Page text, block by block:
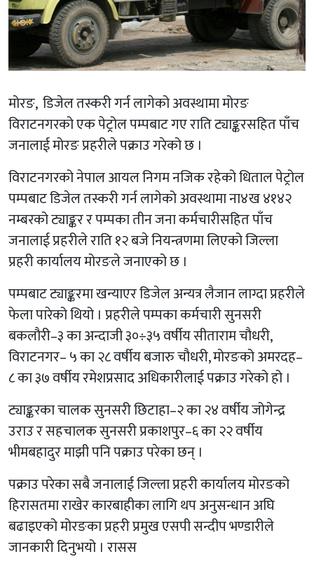
मोरङ, डिजेल तस्करी गर्न लागेको अवस्थामा मोरङ
विराटनगरको एक पेट्रोल पम्पबाट गए राति ट्याङ्करसहित पाँच
जनालाई मोरङ प्रहरीले पक्राउ गरेको छ ।
विराटनगरको नेपाल आयल निगम नजिक रहेको धिताल पेट्रोल
पम्पबाट डिजेल तस्करी गर्न लागेको अवस्थामा ना४ख ४१४२
नम्बरको ट्याङ्कर र पम्पका तीन जना कर्मचारीसहित पाँच
जनालाई प्रहरीले राति १२ बजे नियन्त्रणमा लिएको जिल्ला
प्रहरी कार्यालय मोरङले जनाएको छ ।
पम्पबाट ट्याङ्करमा खन्याएर डिजेल अन्यत्र लैजान लाग्दा प्रहरीले
फेला पारेको थियो । प्रहरीले पम्पका कर्मचारी सुनसरी
बकलौरी–३ का अन्दाजी ३०÷३५ वर्षीय सीताराम चौधरी,
विराटनगर– ५ का २८ वर्षीय बजारु चौधरी, मोरङको अमरदह–
८ का ३७ वर्षीय रमेशप्रसाद अधिकारीलाई पक्राउ गरेको हो ।
ट्याङ्करका चालक सुनसरी छिटाहा–२ का २४ वर्षीय जोगेन्द्र
उराउ र सहचालक सुनसरी प्रकाशपुर–६ का २२ वर्षीय
भीमबहादुर माझी पनि पक्राउ परेका छन् ।
पक्राउ परेका सबै जनालाई जिल्ला प्रहरी कार्यालय मोरङको
हिरासतमा राखेर कारबाहीका लागि थप अनुसन्धान अघि
बढाइएको मोरङका प्रहरी प्रमुख एसपी सन्दीप भण्डारीले
जानकारी दिनुभयो । रासस